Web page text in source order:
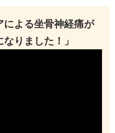
による坐骨神経痛が
りました！」